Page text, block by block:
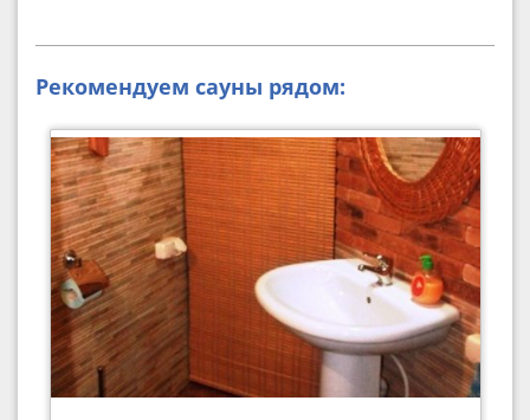
Рекомендуем сауны рядом: